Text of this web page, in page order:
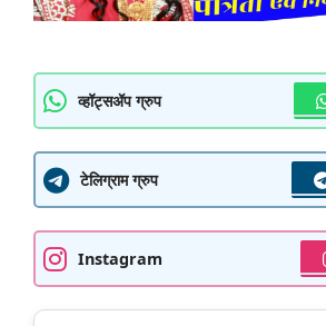
व्हॉट्सॲप ग्रुप
टेलिग्राम ग्रुप
Instagram